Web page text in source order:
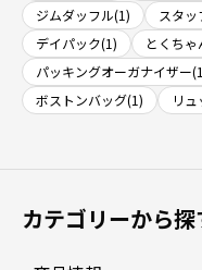
ジムダッフル(1)
スタ
デイパック(1)
とくちゃ
パッキングオーガナイザー
ボストンバッグ(1)
リ
カテゴリーから探